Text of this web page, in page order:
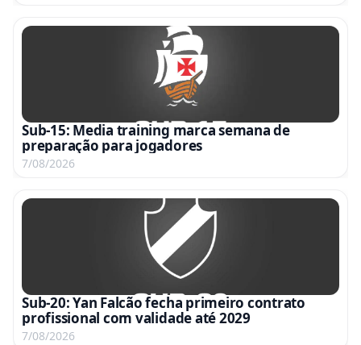
Sub-15: Media training marca semana de
preparação para jogadores
7/08/2026
Sub-20: Yan Falcão fecha primeiro contrato
profissional com validade até 2029
7/08/2026